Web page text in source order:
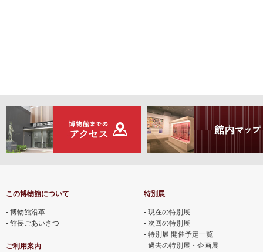
この博物館について
博物館沿革
館長ごあいさつ
ご利用案内
特別展
現在の特別展
次回の特別展
特別展 開催予定一覧
過去の特別展・企画展